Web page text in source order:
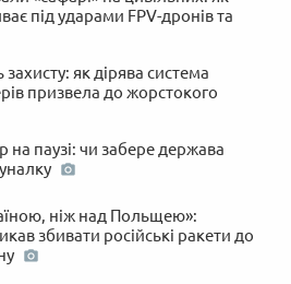
під ударами FPV-дронів та
захисту: як дірява система
призвела до жорстокого
на паузі: чи забере держава
ніж над Польщею»:
збивати російські ракети до